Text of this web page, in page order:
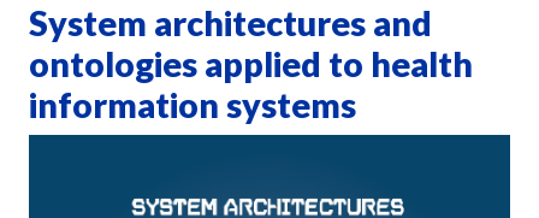
System architectures and
ontologies applied to health
information systems